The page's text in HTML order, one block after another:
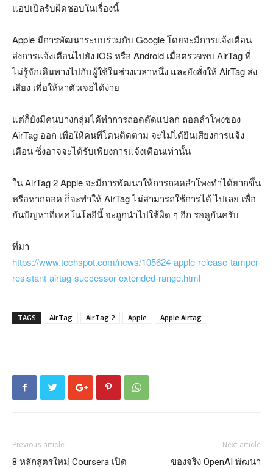
แอปเปิลรับผิดชอบในเรื่องนี้
Apple มีการพัฒนาระบบร่วมกับ Google โดยจะมีการแจ้งเตือน
ส่งการแจ้งเตือนไปยัง iOS หรือ Android เมื่อตรวจพบ AirTag ที่
ไม่รู้จักเดินทางไปกับผู้ใช้ในช่วงเวลาหนึ่ง และยังสั่งให้ AirTag ส่ง
เสียง เพื่อให้หาตัวเจอได้ง่าย
แต่ก็ยังมีคนบางกลุ่มได้ทำการถอดดัดแปลก ถอดลำโพงของ
AirTag ออก เพื่อให้คนที่โดนติดตาม จะไม่ได้ยินเสียงการแจ้ง
เตือน ซึ่งอาจจะได้รับเพียงการแจ้งเตือนเท่านั้น
ใน AirTag 2 Apple จะมีการพัฒนาให้การถอดลำโพงทำได้ยากขึ้น
หรือหากถอด ก็จะทำให้ AirTag ไม่สามารถใช้การได้ ไปเลย เพื่อ
กันปัญหาที่เทคโนโลยีนี้ จะถูกนำไปใช้ผิด ๆ อีก รอดูกันครับ
ที่มา
https://www.techspot.com/news/105624-apple-release-tamper-
resistant-airtag-successor-extended-range.html
TAGS AirTag AirTag 2 Apple Apple Airtag
Previous article
8 หลักสูตรใหม่ Coursera เปิด
Next article
ของจริง OpenAI พัฒนา